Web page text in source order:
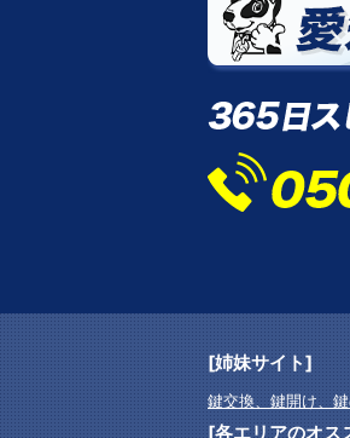
[姉妹サイト]
鍵交換、鍵開け、
[各エリアのオス